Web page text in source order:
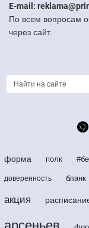
E-mail:
По всем вопросам
через сайт.
форма полк
доверенность бланк
акция